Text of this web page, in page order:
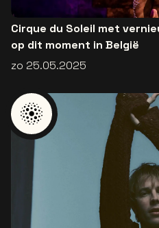
Cirque du Soleil met
op dit moment in België
zo 25.05.2025